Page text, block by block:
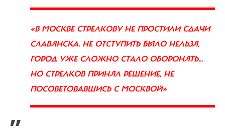
«В МОСКВЕ СТРЕЛКОВУ НЕ ПРОСТИЛИ СДАЧИ
СЛАВЯНСКА. НЕ ОТСТУПИТЬ БЫЛО НЕЛЬЗЯ,
ГОРОД УЖЕ СЛОЖНО СТАЛО ОБОРОНЯТЬ...
НО СТРЕЛКОВ ПРИНЯЛ РЕШЕНИЕ, НЕ
ПОСОВЕТОВАВШИСЬ С МОСКВОЙ»
”